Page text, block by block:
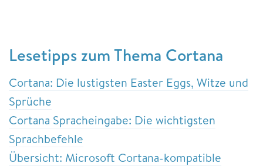
Lesetipps zum Thema Cortana
Cortana: Die lustigsten Easter Eggs, Witze und
Sprüche
Cortana Spracheingabe: Die wichtigsten
Sprachbefehle
Übersicht: Microsoft Cortana-kompatible